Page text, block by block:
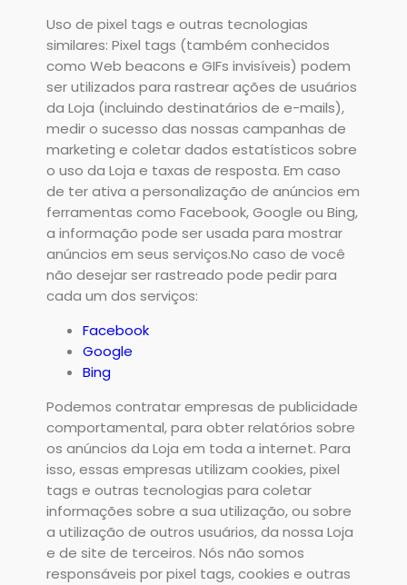
Uso de pixel tags e outras tecnologias
similares: Pixel tags (também conhecidos
como Web beacons e GIFs invisíveis) podem
ser utilizados para rastrear ações de usuários
da Loja (incluindo destinatários de e-mails),
medir o sucesso das nossas campanhas de
marketing e coletar dados estatísticos sobre
o uso da Loja e taxas de resposta. Em caso
de ter ativa a personalização de anúncios em
ferramentas como Facebook, Google ou Bing,
a informação pode ser usada para mostrar
anúncios em seus serviços.No caso de você
não desejar ser rastreado pode pedir para
cada um dos serviços:
Facebook
Google
Bing
Podemos contratar empresas de publicidade
comportamental, para obter relatórios sobre
os anúncios da Loja em toda a internet. Para
isso, essas empresas utilizam cookies, pixel
tags e outras tecnologias para coletar
informações sobre a sua utilização, ou sobre
a utilização de outros usuários, da nossa Loja
e de site de terceiros. Nós não somos
responsáveis por pixel tags, cookies e outras